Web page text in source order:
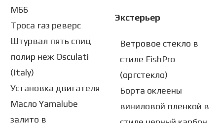
М66
Троса газ реверс
Штурвал пять спиц
полир неж Osculati
(Italy)
Установка двигателя
Масло Yamalube
залито в
Экстерьер
Ветровое стекло в
стиле FishPro
(оргстекло)
Борта оклеены
виниловой пленкой в